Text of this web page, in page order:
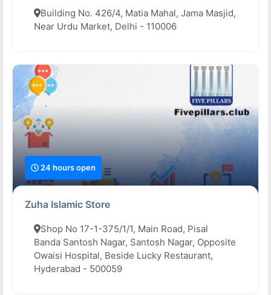
Building No. 426/4, Matia Mahal, Jama Masjid,
Near Urdu Market, Delhi - 110006
24 hours open
Zuha Islamic Store
Shop No 17-1-375/1/1, Main Road, Pisal
Banda Santosh Nagar, Santosh Nagar, Opposite
Owaisi Hospital, Beside Lucky Restaurant,
Hyderabad - 500059